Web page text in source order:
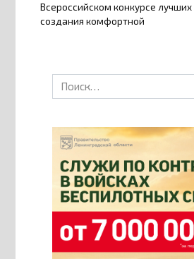
Всероссийском конкурсе лучших
создания комфортной
Search
for: